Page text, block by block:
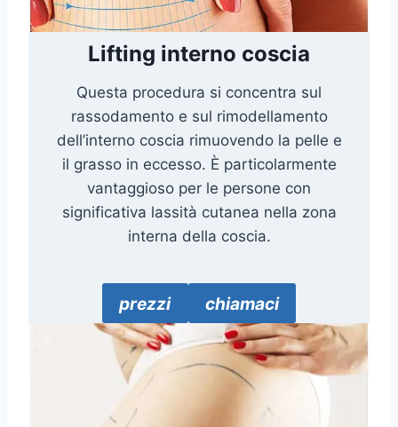
Lifting interno coscia
Questa procedura si concentra sul
rassodamento e sul rimodellamento
dell’interno coscia rimuovendo la pelle e
il grasso in eccesso. È particolarmente
vantaggioso per le persone con
significativa lassità cutanea nella zona
interna della coscia.
prezzi chiamaci